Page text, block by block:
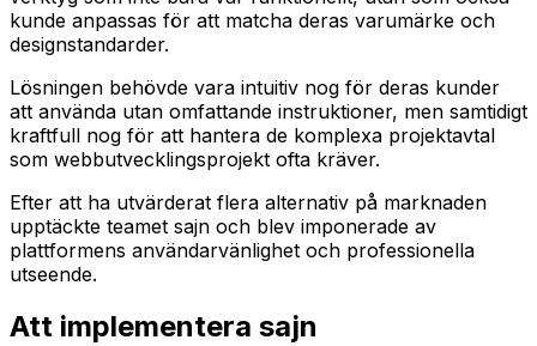
kunde anpassas för att matcha deras varumärke och
designstandarder.
Lösningen behövde vara intuitiv nog för deras kunder
att använda utan omfattande instruktioner, men samtidigt
kraftfull nog för att hantera de komplexa projektavtal
som webbutvecklingsprojekt ofta kräver.
Efter att ha utvärderat flera alternativ på marknaden
upptäckte teamet sajn och blev imponerade av
plattformens användarvänlighet och professionella
utseende.
Att implementera sajn